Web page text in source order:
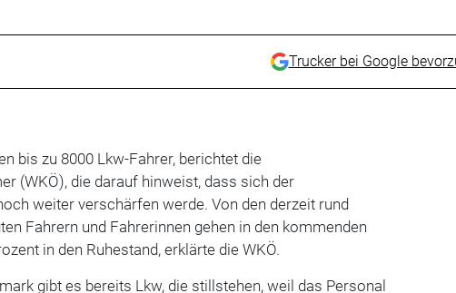
Trucker bei Google
bis zu 8000 Lkw-Fahrer, berichtet die
(WKÖ), die darauf hinweist, dass sich der
weiter verschärfen werde. Von den derzeit rund
Fahrern und Fahrerinnen gehen in den kommenden
in den Ruhestand, erklärte die WKÖ.
gibt es bereits Lkw, die stillstehen, weil das Personal